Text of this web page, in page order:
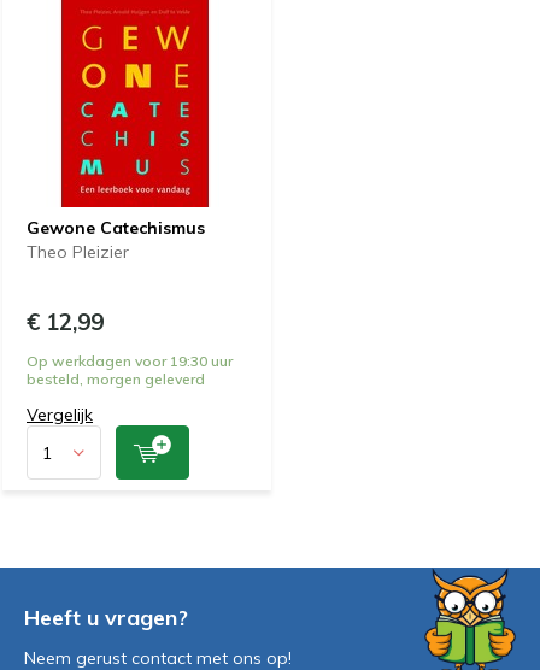
Gewone Catechismus
Theo Pleizier
€ 12,99
Op werkdagen voor 19:30 uur
besteld, morgen geleverd
Vergelijk
Heeft u vragen?
Neem gerust contact met ons op!